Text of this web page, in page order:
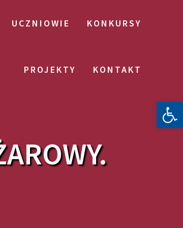
UCZNIOWIE KONKURSY
PROJEKTY KONTAKT